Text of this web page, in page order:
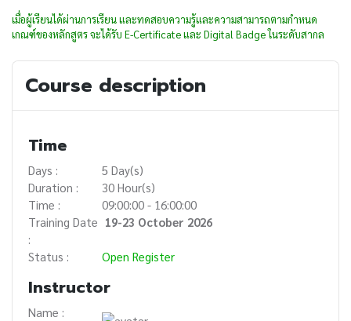
เมื่อผู้เรียนได้ผ่านการเรียน และทดสอบความรู้และความสามารถตามกำหนด
เกณฑ์ของหลักสูตร จะได้รับ E-Certificate และ Digital Badge ในระดับสากล
Course description
Time
Days :
5 Day(s)
Duration :
30 Hour(s)
Time :
09:00:00 - 16:00:00
Training Date
:
19-23 October 2026
Status : Open Register
Instructor
Name :